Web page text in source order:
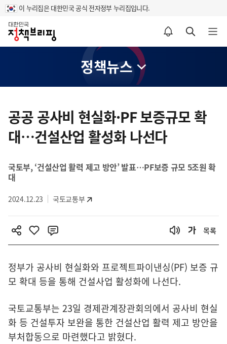
이 누리집은 대한민국 공식 전자정부 누리집입니다.
홈
알림설정 바로가기 검색 바로가기 메뉴 열기
정책뉴스
텐
츠
영
공공 공사비 현실화·PF 보증규모 확
대…건설산업 활성화 나선다
국토부, ‘건설산업 활력 제고 방안’ 발표…PF보증 규모 5조원 확
대
2024.12.23 국토교통부
목록
정부가 공사비 현실화와 프로젝트파이낸싱(PF) 보증 규
모 확대 등을 통해 건설사업 활성화에 나선다.
국토교통부는 23일 경제관계장관회의에서 공사비 현실
화 등 건설투자 보완을 통한 건설산업 활력 제고 방안을
부처합동으로 마련했다고 밝혔다.